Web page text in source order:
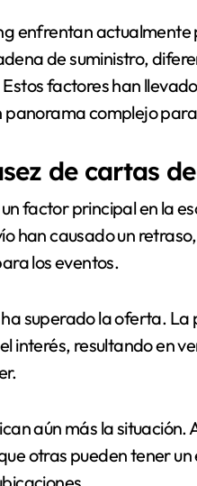
enfrentan actualmente
de suministro,
factores han
complejo
de cartas
factor principal en la
han causado un
los eventos.
superado la oferta. La
interés, resultando en
aún más la situación.
otras pueden tener un